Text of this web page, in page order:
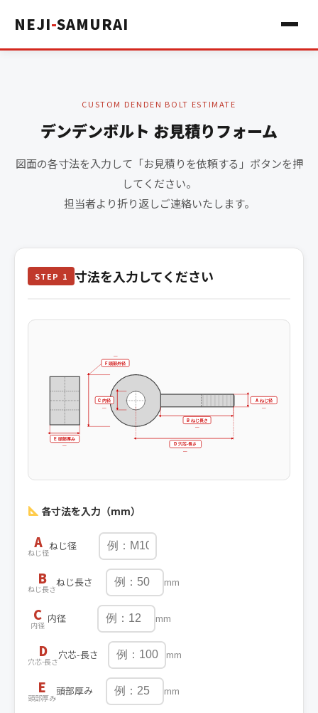
NEJI-SAMURAI
CUSTOM DENDEN BOLT ESTIMATE
デンデンボルト お見積りフォーム
図面の各寸法を入力して「お見積りを依頼する」ボタンを押
してください。
担当者より折り返しご連絡いたします。
STEP 1 寸法を入力してください
E 頭部厚み
—
A ねじ径
—
F 頭部外径
—
C 内径
—
B ねじ長さ
—
D 穴芯-長さ
—
各寸法を入力（mm）
A
ねじ径
ねじ径
B
ねじ長さ
ねじ長さ mm
C
内径
内径 mm
D
穴芯-長さ
穴芯-長さ mm
E
頭部厚み
頭部厚み mm